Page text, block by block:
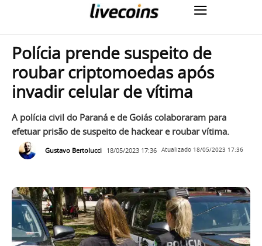
Polícia prende suspeito de
roubar criptomoedas após
invadir celular de vítima
A polícia civil do Paraná e de Goiás colaboraram para
efetuar prisão de suspeito de hackear e roubar vítima.
Gustavo Bertolucci 18/05/2023 17:36 Atualizado 18/05/2023 17:36